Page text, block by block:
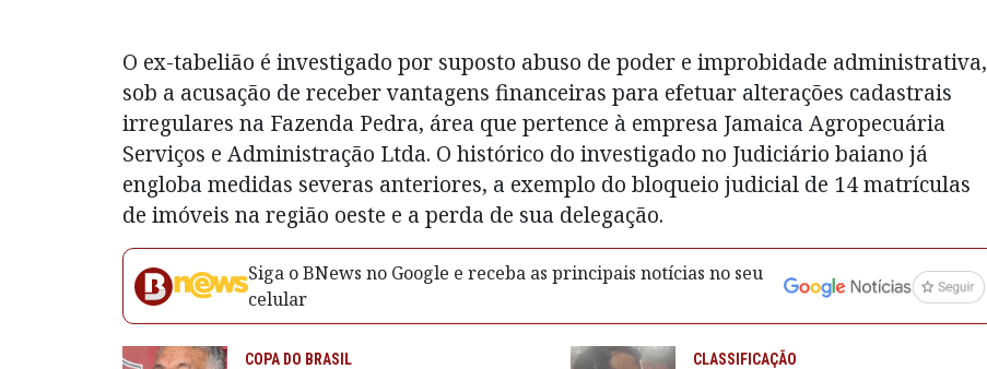
O ex-tabelião é investigado por suposto abuso de poder e improbidade administrativa,
sob a acusação de receber vantagens financeiras para efetuar alterações cadastrais
irregulares na Fazenda Pedra, área que pertence à empresa Jamaica Agropecuária
Serviços e Administração Ltda. O histórico do investigado no Judiciário baiano já
engloba medidas severas anteriores, a exemplo do bloqueio judicial de 14 matrículas
de imóveis na região oeste e a perda de sua delegação.
Siga o BNews no Google e receba as principais notícias no seu
celular
COPA DO BRASIL CLASSIFICAÇÃO